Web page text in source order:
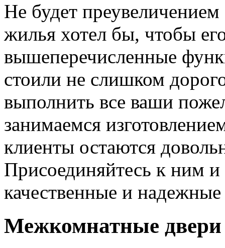
Не будет
жилья хотел бы, чтобы
вышеперечисленные
стоили не слишком
выполнить все ваши
занимаемся
клиенты остаются
Присоединяйтесь к ним
качественные и
Межкомнатные двери